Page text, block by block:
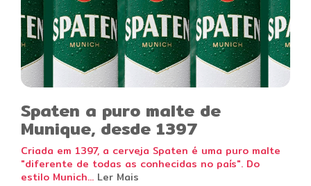
Spaten a puro malte de
Munique, desde 1397
Criada em 1397, a cerveja Spaten é uma puro malte
"diferente de todas as conhecidas no país". Do
estilo Munich... Ler Mais